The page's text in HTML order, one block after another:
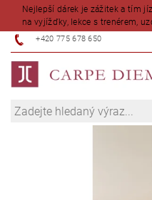
Nejlepší dárek je zážitek a tím
na vyjížďky, lekce s trenérem,
+420 775 678 650